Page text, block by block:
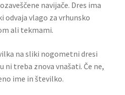
navijače. Dres ima
odvaja vlago za vrhunsko
ali tekmami.
na sliki nogometni dresi
treba znova vnašati. Če ne,
ime in številko.